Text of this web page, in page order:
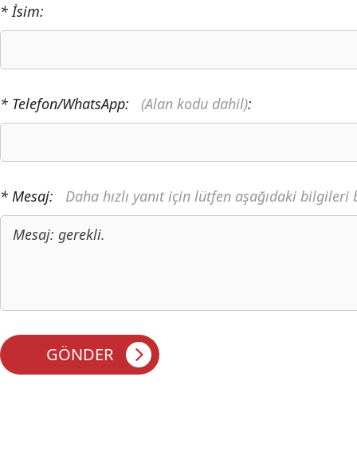
* İsim:
* Telefon/WhatsApp: (Alan kodu dahil):
* Mesaj: Daha hızlı yanıt için lütfen aşağıdaki